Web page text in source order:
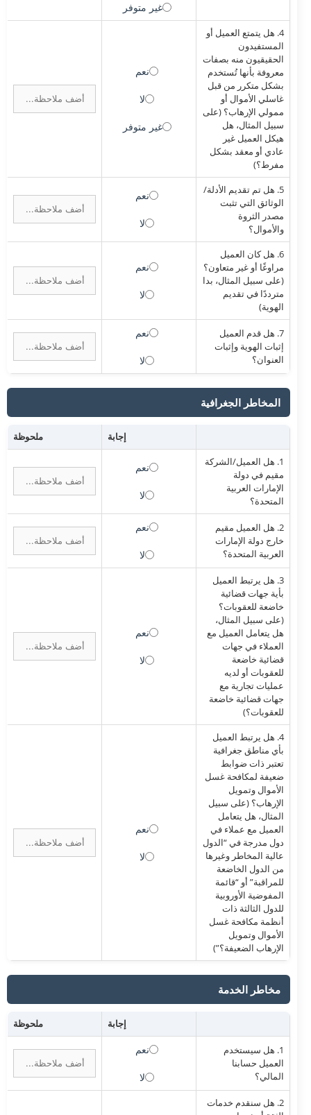
غير متوفر
4. هل يتمتع العميل أو
المستفيدون
الحقيقيون منه بصفات
معروفة بأنها تُستخدم
بشكل متكرر من قبل
غاسلي الأموال أو
ممولي الإرهاب؟ (على
سبيل المثال، هل
هيكل العميل غير
عادي أو معقد بشكل
مفرط؟)
نعم
لا
غير متوفر
5. هل تم تقديم الأدلة/
الوثائق التي تثبت
مصدر الثروة
والأموال؟
نعم
لا
6. هل كان العميل
مراوغًا أو غير متعاون؟
(على سبيل المثال، بدا
مترددًا في تقديم
الهوية)
نعم
لا
7. هل قدم العميل
إثبات الهوية وإثبات
العنوان؟
نعم
لا
المخاطر الجغرافية
إجابة
ملحوظة
1. هل العميل/الشركة
مقيم في دولة
الإمارات العربية
المتحدة؟
نعم
لا
2. هل العميل مقيم
خارج دولة الإمارات
العربية المتحدة؟
نعم
لا
3. هل يرتبط العميل
بأية جهات قضائية
خاضعة للعقوبات؟
(على سبيل المثال،
هل يتعامل العميل مع
العملاء في جهات
قضائية خاضعة
للعقوبات أو لديه
عمليات تجارية مع
جهات قضائية خاضعة
للعقوبات؟)
نعم
لا
4. هل يرتبط العميل
بأي مناطق جغرافية
تعتبر ذات ضوابط
ضعيفة لمكافحة غسل
الأموال وتمويل
الإرهاب؟ (على سبيل
المثال، هل يتعامل
العميل مع عملاء في
دول مدرجة في “الدول
عالية المخاطر وغيرها
من الدول الخاضعة
للمراقبة” أو “قائمة
المفوضية الأوروبية
للدول الثالثة ذات
أنظمة مكافحة غسل
الأموال وتمويل
الإرهاب الضعيفة؟”)
نعم
لا
مخاطر الخدمة
إجابة ملحوظة
1. هل سيستخدم
العميل حسابنا
المالي؟
نعم
لا
2. هل سنقدم خدمات